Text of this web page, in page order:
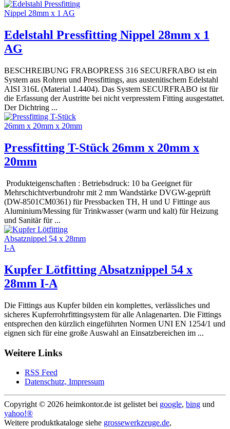
Edelstahl Pressfitting Nippel 28mm x 1
AG
BESCHREIBUNG FRABOPRESS 316 SECURFRABO ist ein
System aus Rohren und Pressfittings, aus austenitischem Edelstahl
AISI 316L (Material 1.4404). Das System SECURFRABO ist für
die Erfassung der Austritte bei nicht verpresstem Fitting ausgestattet.
Der Dichtring ...
Pressfitting T-Stück 26mm x 20mm x
20mm
Produkteigenschaften : Betriebsdruck: 10 ba Geeignet für
Mehrschichtverbundrohr mit 2 mm Wandstärke DVGW-geprüft
(DW-8501CM0361) für Pressbacken TH, H und U Fittinge aus
Aluminium/Messing für Trinkwasser (warm und kalt) für Heizung
und Sanitär für ...
Kupfer Lötfitting Absatznippel 54 x
28mm I-A
Die Fittings aus Kupfer bilden ein komplettes, verlässliches und
sicheres Kupferrohrfittingsystem für alle Anlagenarten. Die Fittings
entsprechen den kürzlich eingeführten Normen UNI EN 1254/1 und
eignen sich für eine große Auswahl an Einsatzbereichen im ...
Weitere Links
RSS Feed
Datenschutz, Impressum
Copyright © 2026 heimkontor.de ist gelistet bei google, bing und
yahoo!®
Weitere produktkataloge siehe grossewerkzeuge.de,